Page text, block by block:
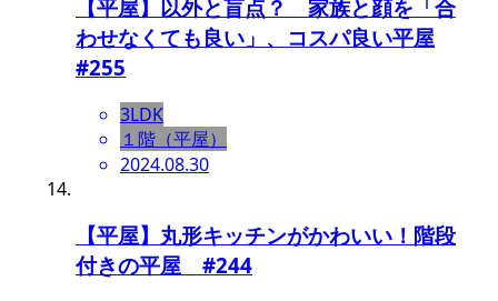
【平屋】以外と盲点？ 家族と顔を「合
わせなくても良い」、コスパ良い平屋
#255
3LDK
１階（平屋）
2024.08.30
【平屋】丸形キッチンがかわいい！階段
付きの平屋 #244